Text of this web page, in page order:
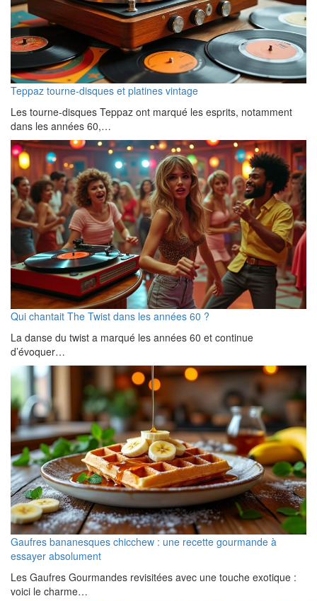
Teppaz tourne-disques et platines vintage
Les tourne-disques Teppaz ont marqué les esprits, notamment
dans les années 60,…
Qui chantait The Twist dans les années 60 ?
La danse du twist a marqué les années 60 et continue
d’évoquer…
Gaufres bananesques chicchew : une recette gourmande à
essayer absolument
Les Gaufres Gourmandes revisitées avec une touche exotique :
voici le charme…